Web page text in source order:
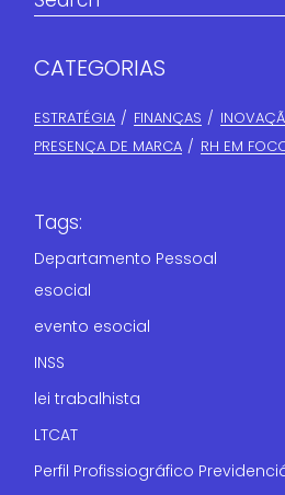
CATEGORIAS
ESTRATÉGIA FINANÇAS​
PRESENÇA DE MARCA
RH EM
Tags:
Departamento Pessoal
esocial
evento esocial
INSS
lei trabalhista
LTCAT
Perfil Profissiográfico